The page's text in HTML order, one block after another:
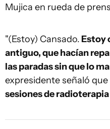
Mujica en rueda de
"(Estoy) Cansado. Estoy
antiguo, que hacían
las paradas sin que lo
expresidente señaló
sesiones de radioterapia